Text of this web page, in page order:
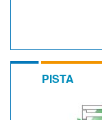
PISTA